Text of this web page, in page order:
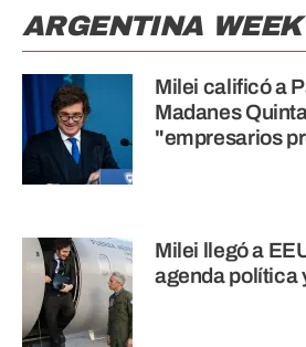
ARGENTINA WEEK
Milei calificó a
Madanes
"empresarios
Milei llegó a
agenda política